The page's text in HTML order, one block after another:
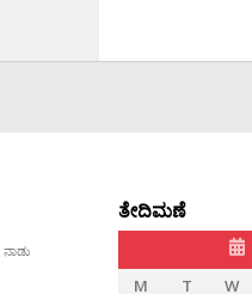
ನಾಡು
ತೇದಿಮಣೆ
M
T W